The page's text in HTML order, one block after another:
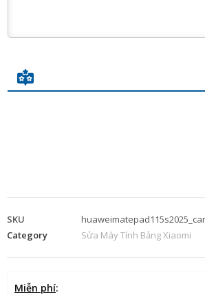
SKU
Category
Sửa Máy Tính Bảng Xiaomi
Miễn phí: